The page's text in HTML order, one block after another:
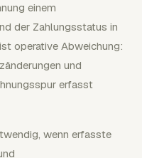
einem
der Zahlungsstatus in
operative Abweichung:
und
erfasst
wenn erfasste